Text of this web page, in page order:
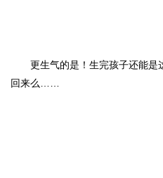
更生气的是！生完孩子还能是
回来么……